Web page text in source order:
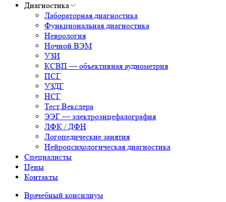
Диагностика
Лабораторная диагностика
Функциональная диагностика
Неврология
Ночной ВЭМ
УЗИ
КСВП — объективная аудиометрия
ПСГ
УЗДГ
НСГ
Тест Векслера
ЭЭГ — электроэнцефалография
ЛФК / ДФН
Логопедические занятия
Нейропсихологическая диагностика
Специалисты
Цены
Контакты
Врачебный консилиум